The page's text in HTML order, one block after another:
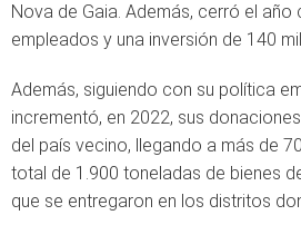
Nova de Gaia. Además, cerró el año
empleados y una inversión de 140
Además, siguiendo con su política
incrementó, en 2022, sus
del país vecino, llegando a más de
total de 1.900 toneladas de bienes
que se entregaron en los distritos